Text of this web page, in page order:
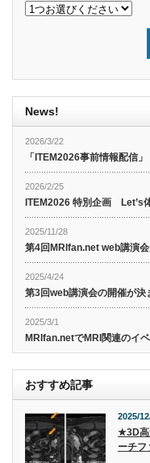
News!
2026/3/22
「ITEM2026事前情報配信」
2026/2/25
ITEM2026 特別企画 Let’s
2025/11/28
第4回MRIfan.net web講演会
2025/4/24
第3回web講演会の開催が決
2025/3/1
MRIfan.netでMRI関連のイ
おすすめ記事
2025/
★3D高
ーチフ